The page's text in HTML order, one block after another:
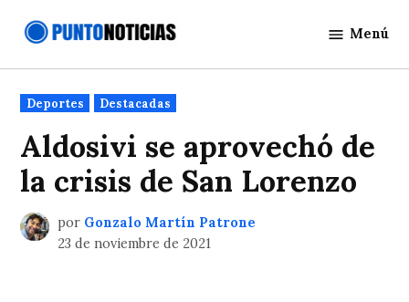
Noticias
Menú
Publicado
en
Deportes Destacadas
Aldosivi se aprovechó de
la crisis de San Lorenzo
por Gonzalo Martín Patrone
23 de noviembre de 2021